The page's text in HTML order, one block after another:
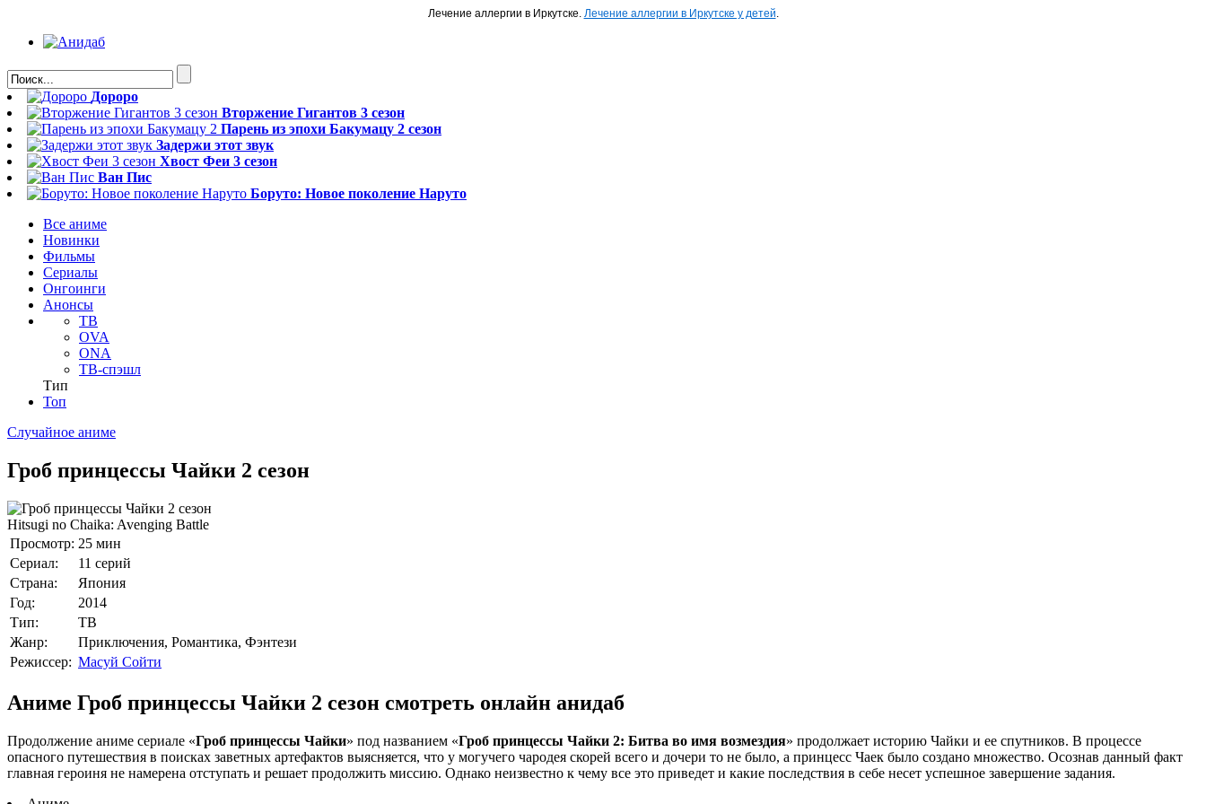
Лечение аллергии в Иркутске. Лечение аллергии в Иркутске у детей.
Дороро
Вторжение Гигантов 3 сезон
Парень из эпохи Бакумацу 2 сезон
Задержи этот звук
Хвост Феи 3 сезон
Ван Пис
Боруто: Новое поколение Наруто
Все аниме
Новинки
Фильмы
Сериалы
Онгоинги
Анонсы
ТВ
OVA
ONA
ТВ-спэшл
Тип
Топ
Случайное аниме
Гроб принцессы Чайки 2 сезон
Hitsugi no Chaika: Avenging Battle
Просмотр: 25 мин
Сериал:
11 серий
Страна:
Япония
Год:
2014
Тип:
ТВ
Жанр:
Приключения, Романтика, Фэнтези
Режиссер: Масуй Сойти
Аниме Гроб принцессы Чайки 2 сезон смотреть онлайн анидаб
Продолжение аниме сериале «Гроб принцессы Чайки» под названием «Гроб принцессы Чайки 2: Битва во имя возмездия» продолжает историю Чайки и ее спутников. В процессе
опасного путешествия в поисках заветных артефактов выясняется, что у могучего чародея скорей всего и дочери то не было, а принцесс Чаек было создано множество. Осознав данный факт
главная героиня не намерена отступать и решает продолжить миссию. Однако неизвестно к чему все это приведет и какие последствия в себе несет успешное завершение задания.